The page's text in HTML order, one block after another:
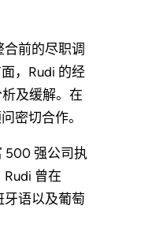
前的尽职调
，Rudi 的经
及缓解。在
密切合作。
500 强公司执
曾在
语以及葡萄